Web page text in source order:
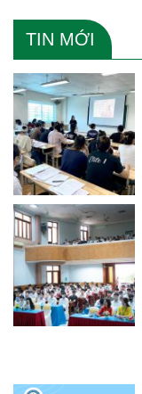
TIN MỚI